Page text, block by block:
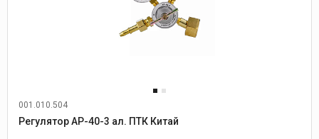
001.010.504
Регулятор АР-40-3 ал. ПТК Китай